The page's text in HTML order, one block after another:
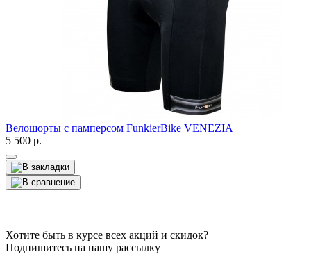
Велошорты с памперсом FunkierBike VENEZIA
5 500 р.
Хотите быть в курсе всех акций и скидок?
Подпишитесь на нашу рассылку